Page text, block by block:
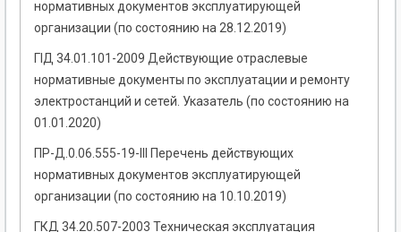
нормативных документов эксплуатирующей
организации (по состоянию на 28.12.2019)
ГІД 34.01.101-2009 Действующие отраслевые
нормативные документы по эксплуатации и ремонту
электростанций и сетей. Указатель (по состоянию на
01.01.2020)
ПР-Д.0.06.555-19-III Перечень действующих
нормативных документов эксплуатирующей
организации (по состоянию на 10.10.2019)
ГКД 34.20.507-2003 Техническая эксплуатация